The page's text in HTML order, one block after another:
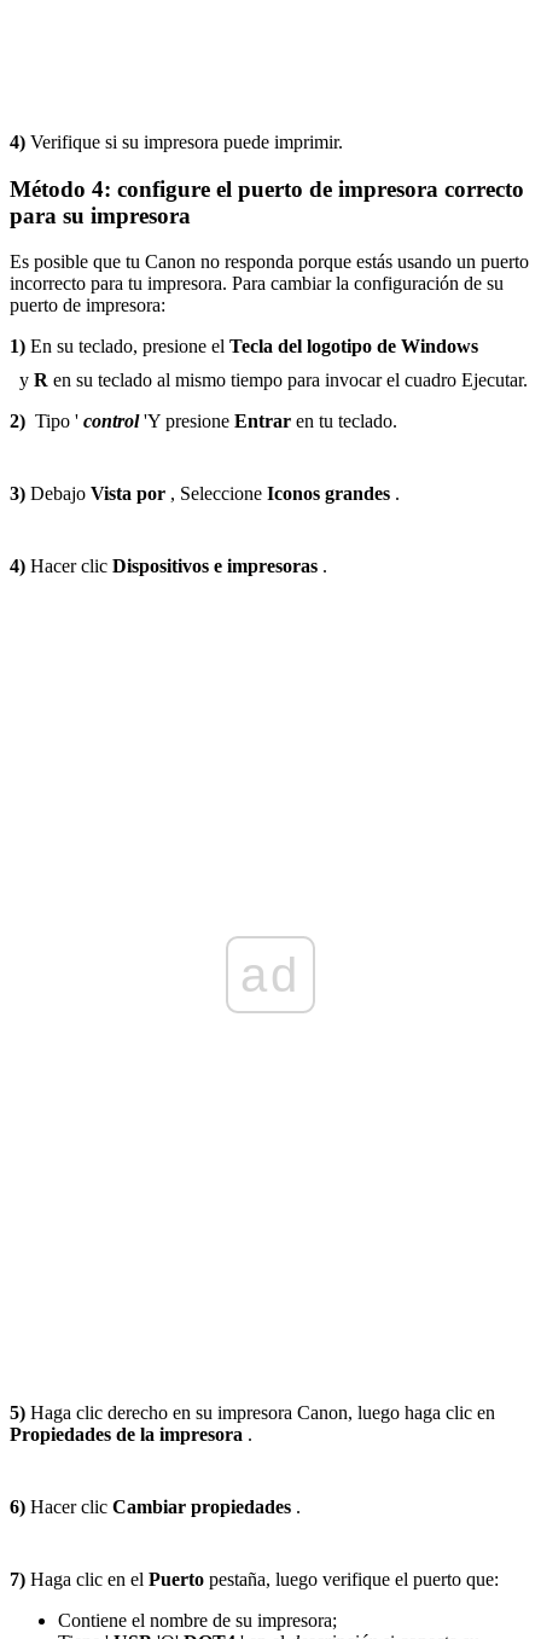
4) Verifique si su impresora puede imprimir.
Método 4: configure el puerto de impresora correcto
para su impresora
Es posible que tu Canon no responda porque estás usando un puerto
incorrecto para tu impresora. Para cambiar la configuración de su
puerto de impresora:
1) En su teclado, presione el Tecla del logotipo de Windows
y R en su teclado al mismo tiempo para invocar el cuadro Ejecutar.
2) Tipo ' control 'Y presione Entrar en tu teclado.
3) Debajo Vista por , Seleccione Iconos grandes .
4) Hacer clic Dispositivos e impresoras .
ad
5) Haga clic derecho en su impresora Canon, luego haga clic en
Propiedades de la impresora .
6) Hacer clic Cambiar propiedades .
7) Haga clic en el Puerto pestaña, luego verifique el puerto que:
Contiene el nombre de su impresora;